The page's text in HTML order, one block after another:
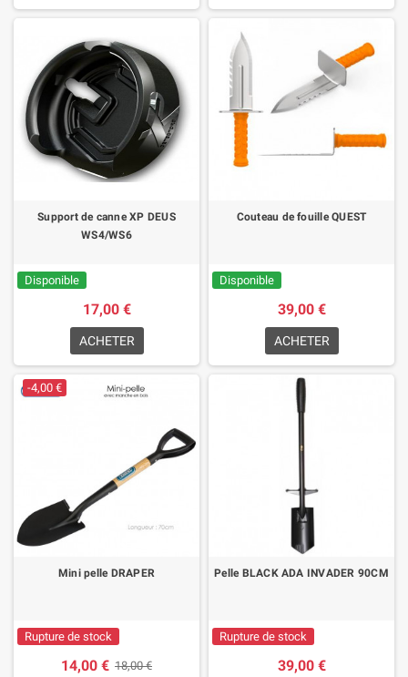
Support de canne XP DEUS
WS4/WS6
Disponible
17,00 €
ACHETER
Couteau de fouille QUEST
Disponible
39,00 €
ACHETER
-4,00 €
Mini pelle DRAPER
Rupture de stock
14,00 € 18,00 €
Pelle BLACK ADA INVADER 90CM
Rupture de stock
39,00 €